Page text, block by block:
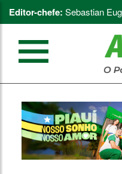
Editor-chefe: Sebastian